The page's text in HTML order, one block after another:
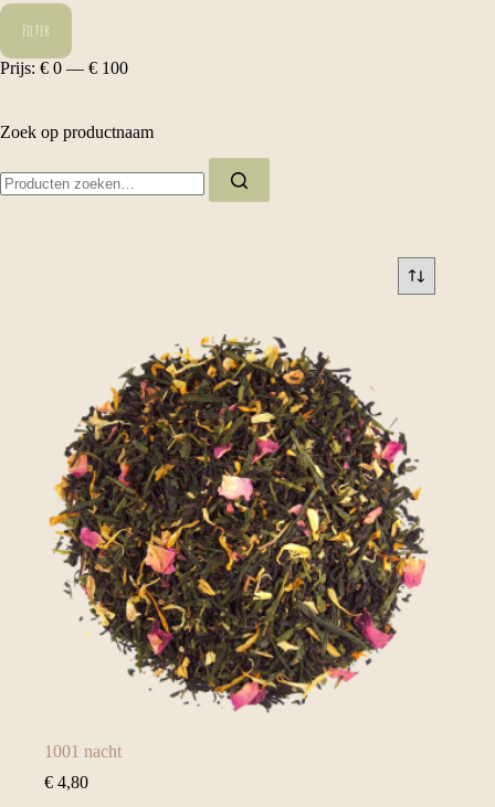
1001 nacht
€ 4,80
Min.
prijs
Max.
prijsFilter
Prijs: € 0 — € 100
Zoek op productnaam
naar: